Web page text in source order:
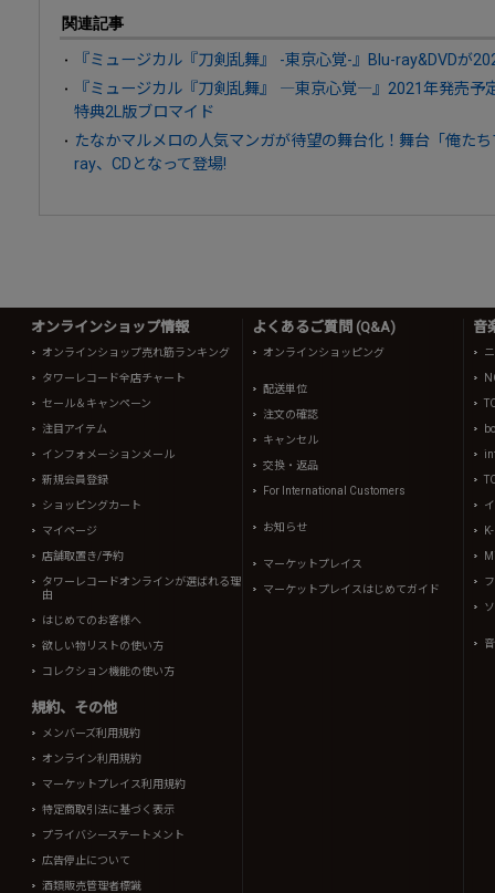
関連記事
『ミュージカル『刀剣乱舞』 -東京心覚-』Blu-ray&DVDが
『ミュージカル『刀剣乱舞』 ―東京心覚―』2021年発売予
特典2L版ブロマイド
たなかマルメロの人気マンガが待望の舞台化！舞台「俺た
ray、CDとなって登場!
オンラインショップ情報
オンラインショップ売れ筋ランキング
タワーレコード全店チャート
セール＆キャンペーン
注目アイテム
インフォメーションメール
新規会員登録
ショッピングカート
マイページ
店舗取置き/予約
タワーレコードオンラインが選ばれる理
由
はじめてのお客様へ
欲しい物リストの使い方
コレクション機能の使い方
規約、その他
メンバーズ利用規約
オンライン利用規約
マーケットプレイス利用規約
特定商取引法に基づく表示
プライバシーステートメント
広告停止について
酒類販売管理者標識
よくあるご質問 (Q&A)
オンラインショッピング
配送単位
注文の確認
キャンセル
交換・返品
For International Customers
お知らせ
マーケットプレイス
マーケットプレイスはじめてガイド
音